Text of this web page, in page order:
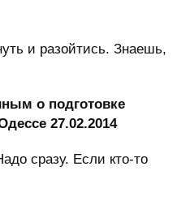
и разойтись. Знаешь,
о подготовке
27.02.2014
сразу. Если кто-то